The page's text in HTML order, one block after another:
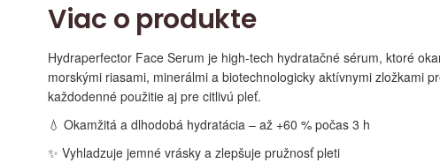
Viac o produkte
Hydraperfector Face Serum je high-tech hydratačné sérum, ktoré
morskými riasami, minerálmi a biotechnologicky aktívnymi zložkami
každodenné použitie aj pre citlivú pleť.
💧 Okamžitá a dlhodobá hydratácia – až +60 % počas 3 h
✨ Vyhladzuje jemné vrásky a zlepšuje pružnosť pleti